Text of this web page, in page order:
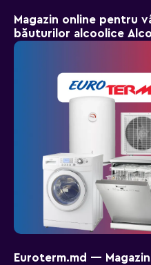
Magazin online pentru
băuturilor alcoolice
Euroterm.md —